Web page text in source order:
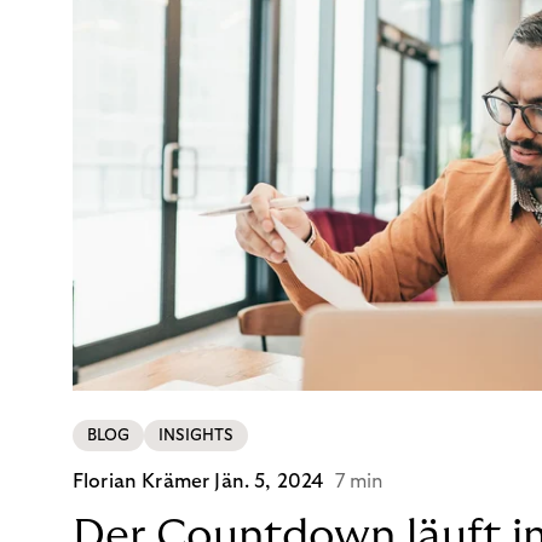
BLOG INSIGHTS
Florian Krämer Jän. 5, 2024 7 min